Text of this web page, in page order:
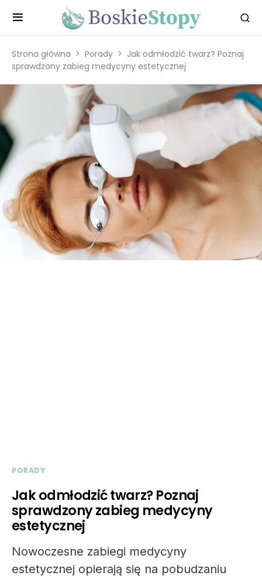
Strona główna Porady
Jak odmłodzić twarz? Poznaj
sprawdzony zabieg medycyny estetycznej
PORADY
Jak odmłodzić twarz? Poznaj
sprawdzony zabieg medycyny
estetycznej
Nowoczesne zabiegi medycyny
estetycznej opierają się na pobudzaniu